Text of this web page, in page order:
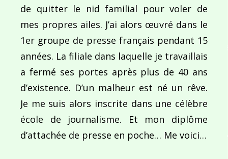
Ce site utilise Akismet pour réduire les
commentaires sont traitées.
Navigation
de quitter le nid familial pour voler de
mes propres ailes. J’ai alors œuvré dans le
1er groupe de presse français pendant 15
années. La filiale dans laquelle je travaillais
a fermé ses portes après plus de 40 ans
d’existence. D’un malheur est né un rêve.
Je me suis alors inscrite dans une célèbre
école de journalisme. Et mon diplôme
d’attachée de presse en poche… Me voici…